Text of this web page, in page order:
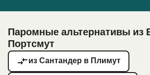
Паромные альтернативы из
Портсмут
из Сантандер в Плимут